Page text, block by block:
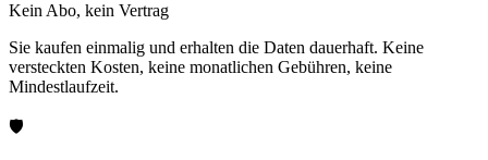
Kein Abo, kein Vertrag
Sie kaufen einmalig und erhalten die Daten dauerhaft. Keine
versteckten Kosten, keine monatlichen Gebühren, keine
Mindestlaufzeit.
🛡️